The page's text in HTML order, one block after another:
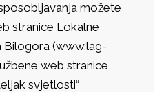
možete
stranice Lokalne
Bilogora (www.lag-
web stranice
svjetlosti“